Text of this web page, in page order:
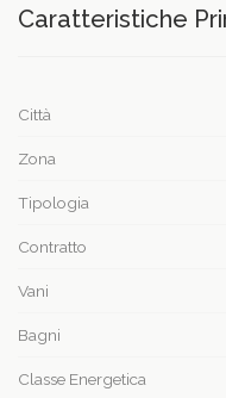
Caratteristiche
Città
Zona
Tipologia
Contratto
Vani
Bagni
Classe Energetica